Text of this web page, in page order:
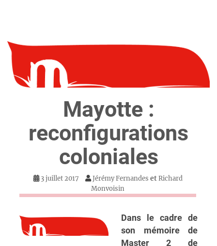
Mayotte :
reconfigurations
coloniales
3 juillet 2017 Jérémy Fernandes etRichard
Monvoisin
Dans le cadre de
son mémoire de
Master 2 de